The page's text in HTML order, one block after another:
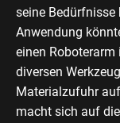
seine Bedürfnisse
Anwendung
einen
diversen
Materialzufuhr
macht sich auf